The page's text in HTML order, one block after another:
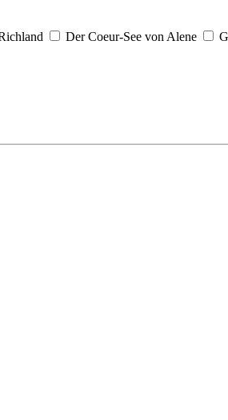
Der Coeur-See von Alene